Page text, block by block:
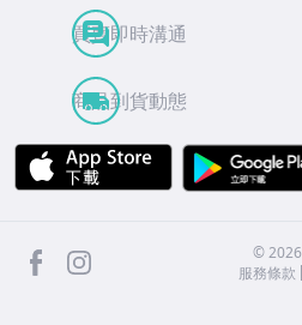
買賣即時溝通
商品到貨動態
APP Store
facebook ©2026
服務條款